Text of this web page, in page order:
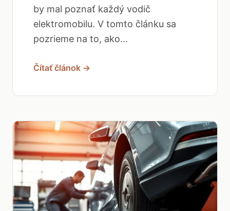
by mal poznať každý vodič
elektromobilu. V tomto článku sa
pozrieme na to, ako...
Čítať článok →